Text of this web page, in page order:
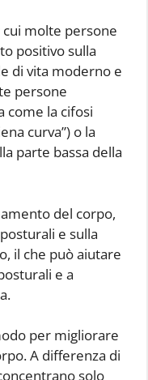
molte persone
positivo sulla
di vita moderno e
persone
come la cifosi
curva”) o la
parte bassa della
del corpo,
e sulla
il che può aiutare
e a
per migliorare
A differenza di
solo